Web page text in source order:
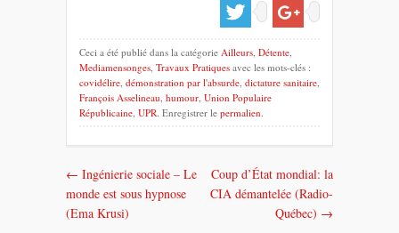
Ceci a été publié dans la catégorie Ailleurs, Détente,
Mediamensonges, Travaux Pratiques avec les mots-clés :
covidélire, démonstration par l'absurde, dictature sanitaire,
François Asselineau, humour, Union Populaire
Républicaine, UPR. Enregistrer le permalien.
Navigation
dans
← Ingénierie sociale – Le
monde est sous hypnose
(Ema Krusi)
Coup d’État mondial: la
CIA démantelée (Radio-
Québec) →